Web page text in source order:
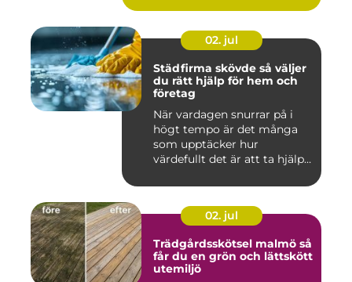
02. jul
Städfirma skövde så väljer
du rätt hjälp för hem och
företag
När vardagen snurrar på i
högt tempo är det många
som upptäcker hur
värdefullt det är att ta hjälp
02. jul
Trädgårdsskötsel malmö så
får du en grön och lättskött
utemiljö